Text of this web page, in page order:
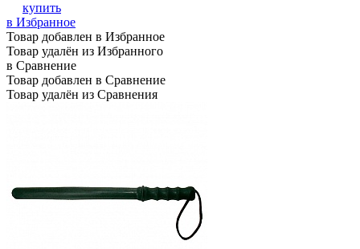
купить
в Избранное
Товар добавлен в Избранное
Товар удалён из Избранного
в Сравнение
Товар добавлен в Сравнение
Товар удалён из Сравнения